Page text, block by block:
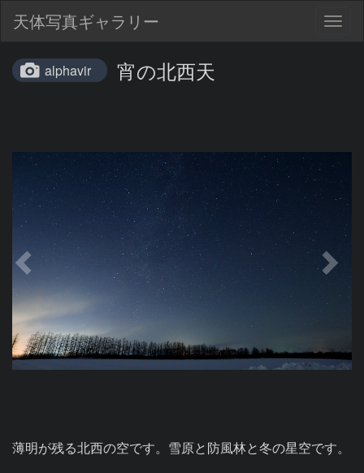
天体写真ギャラリー
alphavir 宵の北西天
薄明が残る北西の空です。雪原と防風林と冬の星空です。